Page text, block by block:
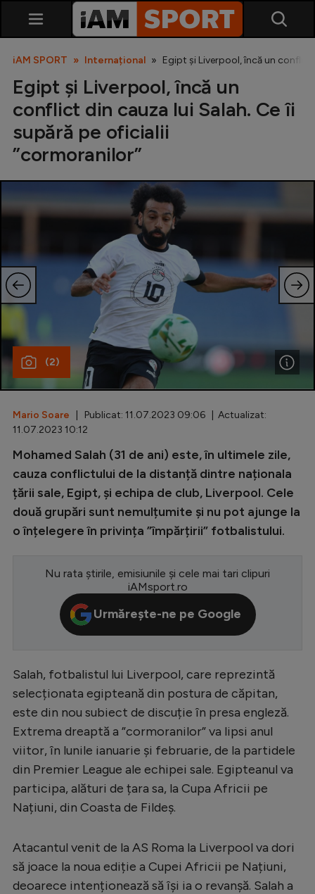
SuperLiga
Liga 2
Cupa României
Echipa Națională
U21
Fotbal feminin
Special
Diverse
Inedit
Clasamente
Champions League
Europa League
CM 2026
Premier League
LaLiga
Bundesliga
Ligue 1
Campionate
Starurile fotbalului
EURO 2024
Stranieri
iAM SPORT Internațional Egipt și Liverpool, încă un conflict
Egipt și Liverpool, încă un
conflict din cauza lui Salah. Ce îi
supără pe oficialii
”cormoranilor”
(2)
Mario Soare | Publicat: 11.07.2023 09:06 | Actualizat:
11.07.2023 10:12
Mohamed Salah (31 de ani) este, în ultimele zile,
cauza conflictului de la distanță dintre naționala
țării sale, Egipt, și echipa de club, Liverpool. Cele
două grupări sunt nemulțumite și nu pot ajunge la
o înțelegere în privința ”împărțirii” fotbalistului.
Nu rata știrile, emisiunile și cele mai tari clipuri
iAMsport.ro
Urmărește-ne pe Google
Salah, fotbalistul lui Liverpool, care reprezintă
selecționata egipteană din postura de căpitan,
este din nou subiect de discuție în presa engleză.
Extrema dreaptă a ”cormoranilor” va lipsi anul
viitor, în lunile ianuarie și februarie, de la partidele
din Premier League ale echipei sale. Egipteanul va
participa, alături de țara sa, la Cupa Africii pe
Națiuni, din Coasta de Fildeș.
Atacantul venit de la AS Roma la Liverpool va dori
să joace la noua ediție a Cupei Africii pe Națiuni,
deoarece intenționează să își ia o revanșă. Salah a